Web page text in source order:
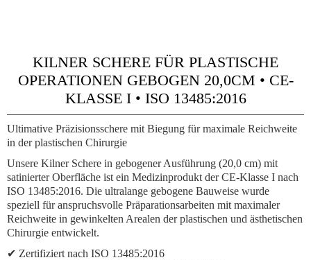
KILNER SCHERE FÜR PLASTISCHE
OPERATIONEN GEBOGEN 20,0CM • CE-
KLASSE I • ISO 13485:2016
Ultimative Präzisionsschere mit Biegung für maximale Reichweite
in der plastischen Chirurgie
Unsere Kilner Schere in gebogener Ausführung (20,0 cm) mit
satinierter Oberfläche ist ein Medizinprodukt der CE-Klasse I nach
ISO 13485:2016. Die ultralange gebogene Bauweise wurde
speziell für anspruchsvolle Präparationsarbeiten mit maximaler
Reichweite in gewinkelten Arealen der plastischen und ästhetischen
Chirurgie entwickelt.
✔ Zertifiziert nach ISO 13485:2016